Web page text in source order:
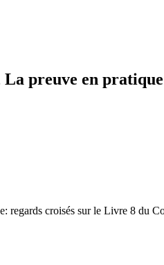
preuve en
regards croisés sur le Livre 8 du